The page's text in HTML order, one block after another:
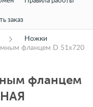
заказ
Ножки
фланцем D 51х720
фланцем